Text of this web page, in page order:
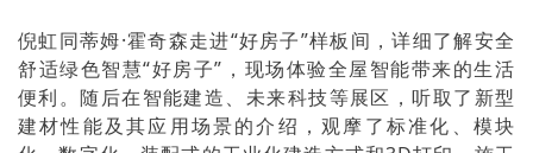
倪虹同蒂姆·霍奇森走进“好房子”样板间，详细了解安全
舒适绿色智慧“好房子”，现场体验全屋智能带来的生活
便利。随后在智能建造、未来科技等展区，听取了新型
建材性能及其应用场景的介绍，观摩了标准化、模块